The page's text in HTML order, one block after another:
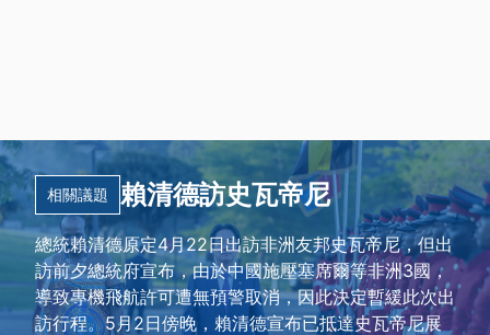
相關議題 賴清德訪史瓦帝尼
總統賴清德原定4月22日出訪非洲友邦史瓦帝尼，但出
訪前夕總統府宣布，由於中國施壓塞席爾等非洲3國，
導致專機飛航許可遭無預警取消，因此決定暫緩此次出
訪行程。5月2日傍晚，賴清德宣布已抵達史瓦帝尼展